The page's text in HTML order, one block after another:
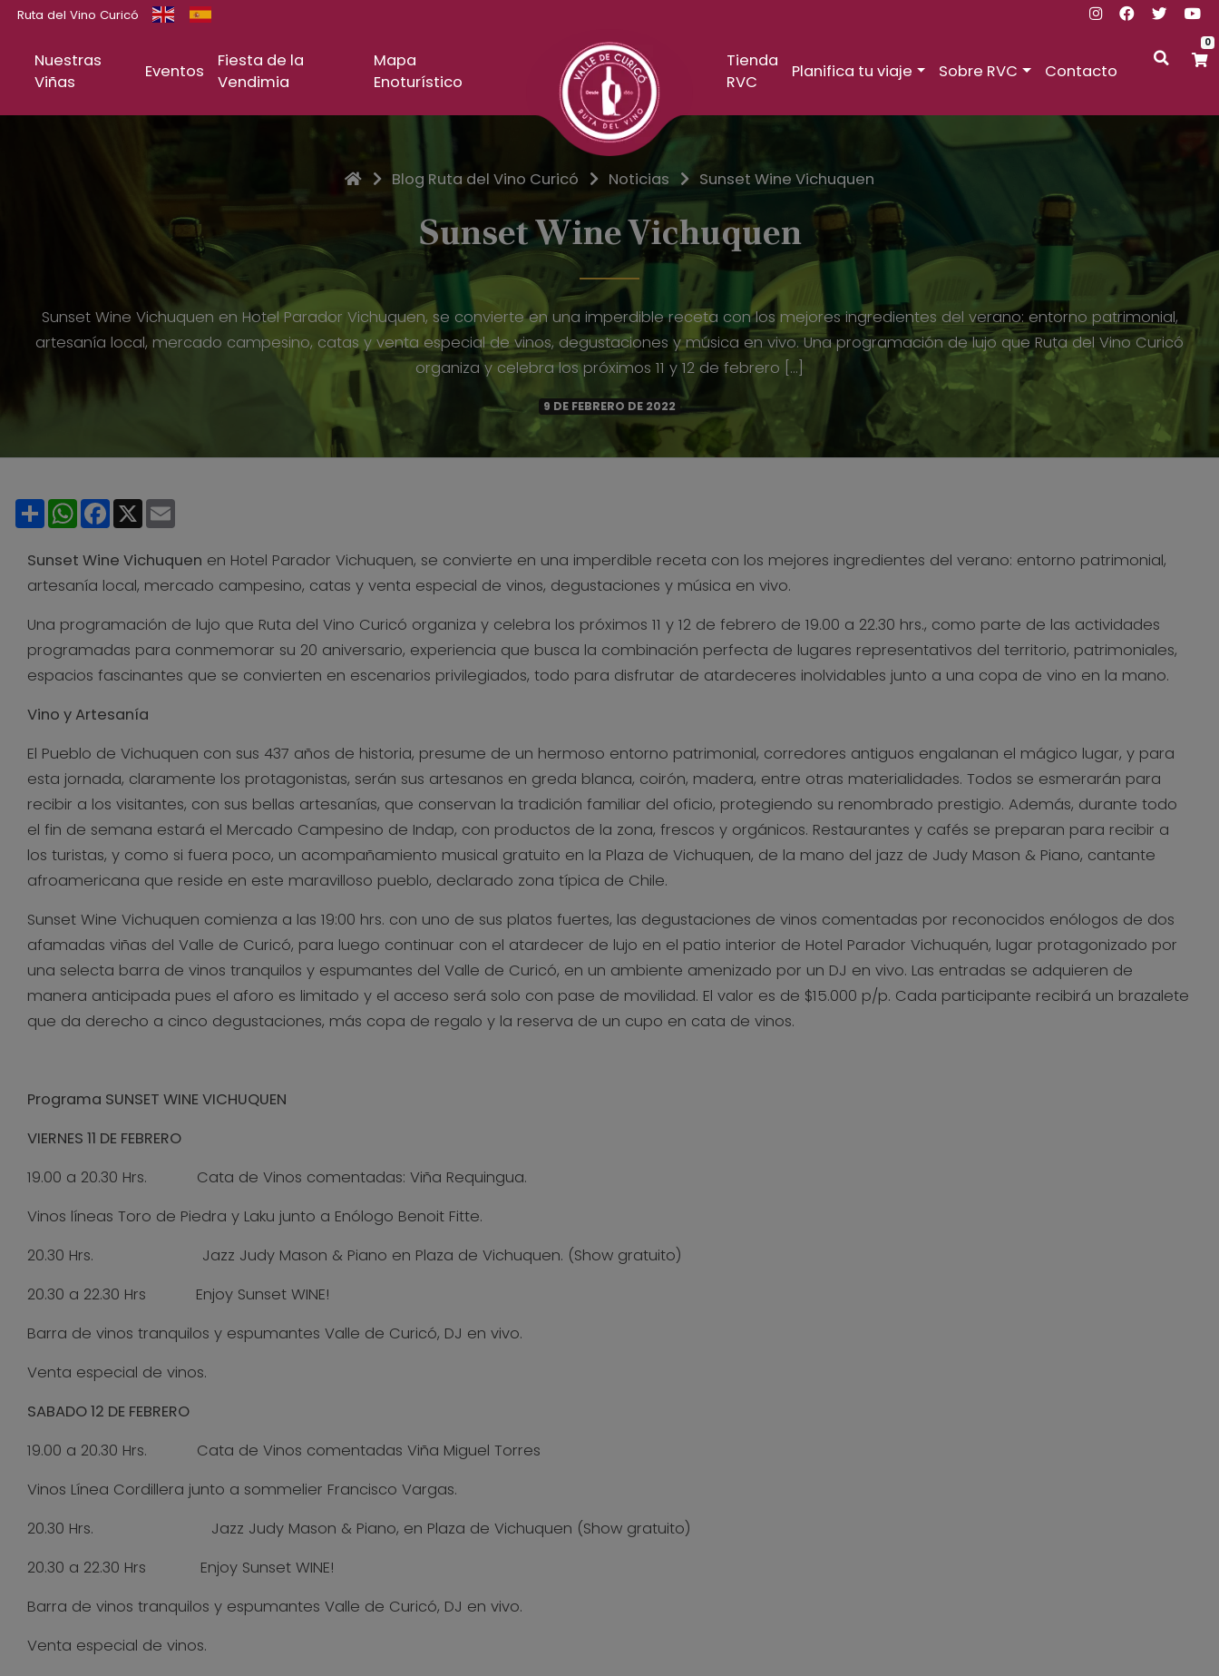
Ruta del Vino Curicó
Nuestras
Viñas
Eventos
Fiesta de la
Vendimia
Mapa
Enoturístico
Tienda
RVC
Planifica tu viaje Sobre RVC Contacto
0
InicioBlog Ruta del Vino Curicó Noticias Sunset Wine Vichuquen
Sunset Wine Vichuquen
Sunset Wine Vichuquen en Hotel Parador Vichuquen, se convierte en una imperdible receta con los mejores ingredientes del verano: entorno patrimonial,
artesanía local, mercado campesino, catas y venta especial de vinos, degustaciones y música en vivo. Una programación de lujo que Ruta del Vino Curicó
organiza y celebra los próximos 11 y 12 de febrero […]
9 DE FEBRERO DE 2022
ShareWhatsApp
Facebook
X
Sunset Wine Vichuquen en Hotel Parador Vichuquen, se convierte en una imperdible receta con los mejores ingredientes del verano: entorno patrimonial,
artesanía local, mercado campesino, catas y venta especial de vinos, degustaciones y música en vivo.
Una programación de lujo que Ruta del Vino Curicó organiza y celebra los próximos 11 y 12 de febrero de 19.00 a 22.30 hrs., como parte de las actividades
programadas para conmemorar su 20 aniversario, experiencia que busca la combinación perfecta de lugares representativos del territorio, patrimoniales,
espacios fascinantes que se convierten en escenarios privilegiados, todo para disfrutar de atardeceres inolvidables junto a una copa de vino en la mano.
Vino y Artesanía
El Pueblo de Vichuquen con sus 437 años de historia, presume de un hermoso entorno patrimonial, corredores antiguos engalanan el mágico lugar, y para
esta jornada, claramente los protagonistas, serán sus artesanos en greda blanca, coirón, madera, entre otras materialidades. Todos se esmerarán para
recibir a los visitantes, con sus bellas artesanías, que conservan la tradición familiar del oficio, protegiendo su renombrado prestigio. Además, durante todo
el fin de semana estará el Mercado Campesino de Indap, con productos de la zona, frescos y orgánicos. Restaurantes y cafés se preparan para recibir a
los turistas, y como si fuera poco, un acompañamiento musical gratuito en la Plaza de Vichuquen, de la mano del jazz de Judy Mason & Piano, cantante
afroamericana que reside en este maravilloso pueblo, declarado zona típica de Chile.
Sunset Wine Vichuquen comienza a las 19:00 hrs. con uno de sus platos fuertes, las degustaciones de vinos comentadas por reconocidos enólogos de dos
afamadas viñas del Valle de Curicó, para luego continuar con el atardecer de lujo en el patio interior de Hotel Parador Vichuquén, lugar protagonizado por
una selecta barra de vinos tranquilos y espumantes del Valle de Curicó, en un ambiente amenizado por un DJ en vivo. Las entradas se adquieren de
manera anticipada pues el aforo es limitado y el acceso será solo con pase de movilidad. El valor es de $15.000 p/p. Cada participante recibirá un brazalete
que da derecho a cinco degustaciones, más copa de regalo y la reserva de un cupo en cata de vinos.
Programa SUNSET WINE VICHUQUEN
VIERNES 11 DE FEBRERO
19.00 a 20.30 Hrs. Cata de Vinos comentadas: Viña Requingua.
Vinos líneas Toro de Piedra y Laku junto a Enólogo Benoit Fitte.
20.30 Hrs. Jazz Judy Mason & Piano en Plaza de Vichuquen. (Show gratuito)
20.30 a 22.30 Hrs Enjoy Sunset WINE!
Barra de vinos tranquilos y espumantes Valle de Curicó, DJ en vivo.
Venta especial de vinos.
SABADO 12 DE FEBRERO
19.00 a 20.30 Hrs. Cata de Vinos comentadas Viña Miguel Torres
Vinos Línea Cordillera junto a sommelier Francisco Vargas.
20.30 Hrs. Jazz Judy Mason & Piano, en Plaza de Vichuquen (Show gratuito)
20.30 a 22.30 Hrs Enjoy Sunset WINE!
Barra de vinos tranquilos y espumantes Valle de Curicó, DJ en vivo.
Venta especial de vinos.